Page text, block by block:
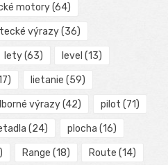
motory(64)
výrazy(36)
lety(63) level (13)
lietanie (59)
výrazy(42) pilot (71)
(24) plocha (16)
Range (18) Route (14)